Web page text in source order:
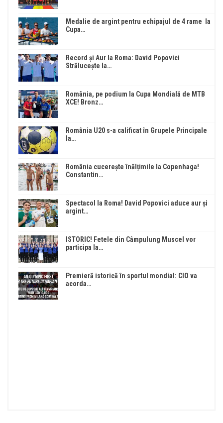
Medalie de argint pentru echipajul de 4 rame la
Cupa…
Record și Aur la Roma: David Popovici
Strălucește la…
România, pe podium la Cupa Mondială de MTB
XCE! Bronz…
România U20 s-a calificat în Grupele Principale
la…
România cucerește înălțimile la Copenhaga!
Constantin…
Spectacol la Roma! David Popovici aduce aur și
argint…
ISTORIC! Fetele din Câmpulung Muscel vor
participa la…
Premieră istorică în sportul mondial: CIO va
acorda…